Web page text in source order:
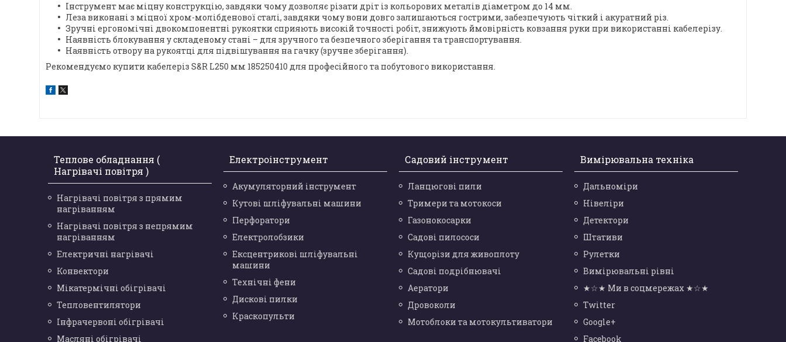
Інструмент має міцну конструкцію, завдяки чому дозволяє різати дріт із кольорових металів діаметром до 14 мм.
Леза виконані з міцної хром-молібденової сталі, завдяки чому вони довго залишаються гострими, забезпечують чіткий і акуратний різ.
Зручні ергономічні двокомпонентні рукоятки сприяють високій точності робіт, знижують ймовірність ковзання руки при використанні кабелерізу.
Наявність блокування у складеному стані – для зручного та безпечного зберігання та транспортування.
Наявність отвору на рукоятці для підвішування на гачку (зручне зберігання).
Рекомендуємо купити кабелеріз S&R L250 мм 185250410 для професійного та побутового використання.
Теплове обладнання (
Нагрівачі повітря )
Нагрівачі повітря з прямим
нагріванням
Нагрівачі повітря з непрямим
нагріванням
Електричні нагрівачі
Конвектори
Мікатермічні обігрівачі
Тепловентилятори
Інфрачервоні обігрівачі
Масляні обігрівачі
Електроінструмент
Акумуляторний інструмент
Кутові шліфувальні машини
Перфоратори
Електролобзики
Ексцентрикові шліфувальні
машини
Технічні фени
Дискові пилки
Краскопульти
Садовий інструмент
Ланцюгові пили
Тримери та мотокоси
Газонокосарки
Садові пилососи
Кущорізи для живоплоту
Садові подрібнювачі
Аератори
Дровоколи
Мотоблоки та мотокультиватори
Вимірювальна техніка
Дальноміри
Нівеліри
Детектори
Штативи
Рулетки
Вимірювальні рівні
★☆★ Ми в соцмережах ★☆★
Twitter
Google+
Facebook